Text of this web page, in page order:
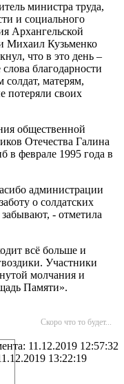
министра труда,
и социального
Архангельской
Михаил Кузьменко
что в это день –
благодарности
солдат, матерям,
потеряли своих
общественной
Отечества Галина
в феврале 1995 года в
администрации
о солдатских
- отметила
всё больше и
Участники
молчания и
Памяти».
Скоро что то будет...
11.12.2019 12:57:32
13:22:19